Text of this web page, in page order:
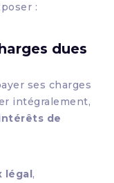
:
dues
ses charges
intégralement,
de
légal,